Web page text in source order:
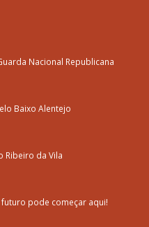
Nacional Republicana
Baixo Alentejo
Ribeiro da Vila
pode começar aqui!